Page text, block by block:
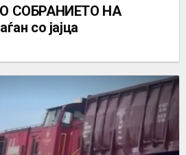
СОБРАНИЕТО НА
со јајца